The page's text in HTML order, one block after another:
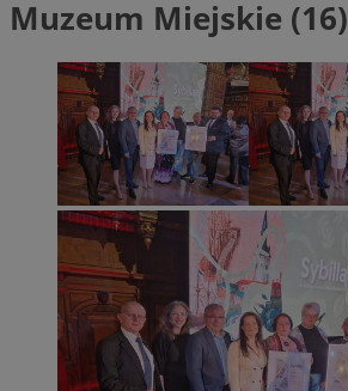
Muzeum Miejskie (16)